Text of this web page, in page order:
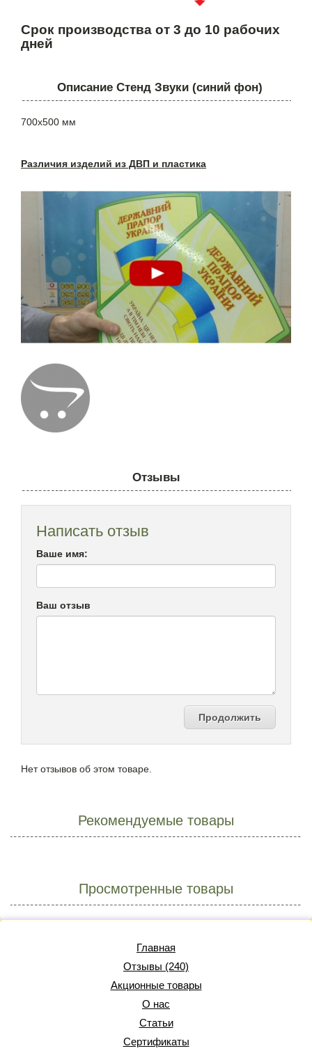
Срок производства от 3 до 10 рабочих
дней
Описание Стенд Звуки (синий фон)
700х500 мм
Различия изделий из ДВП и пластика
Отзывы
Написать отзыв
Ваше имя:
Ваш отзыв
Продолжить
Нет отзывов об этом товаре.
Рекомендуемые товары
Просмотренные товары
Главная
Отзывы (240)
Акционные товары
О нас
Статьи
Сертификаты